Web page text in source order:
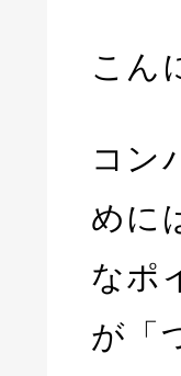
こん
コン
めに
なポ
が「